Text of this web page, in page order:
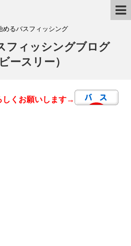
めるバスフィッシング
フィッシングブログ
ースリー）
しくお願いします→